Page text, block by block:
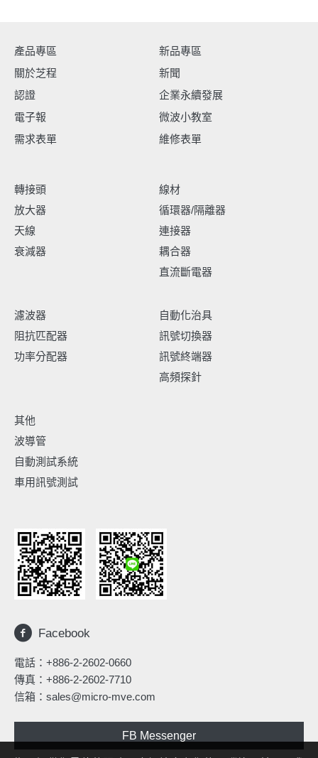
產品專區
新品專區
關於芝程
新聞
認證
企業永續發展
電子報
微波小教室
需求表單
維修表單
轉接頭
放大器
天線
衰減器
線材
循環器/隔離器
連接器
耦合器
直流斷電器
濾波器
阻抗匹配器
功率分配器
自動化治具
訊號切換器
訊號終端器
高頻探針
其他
波導管
自動測試系統
車用訊號測試
Facebook
電話： +886-2-2602-0660
傳真：+886-2-2602-7710
信箱： sales@micro-mve.com
FB Messenger